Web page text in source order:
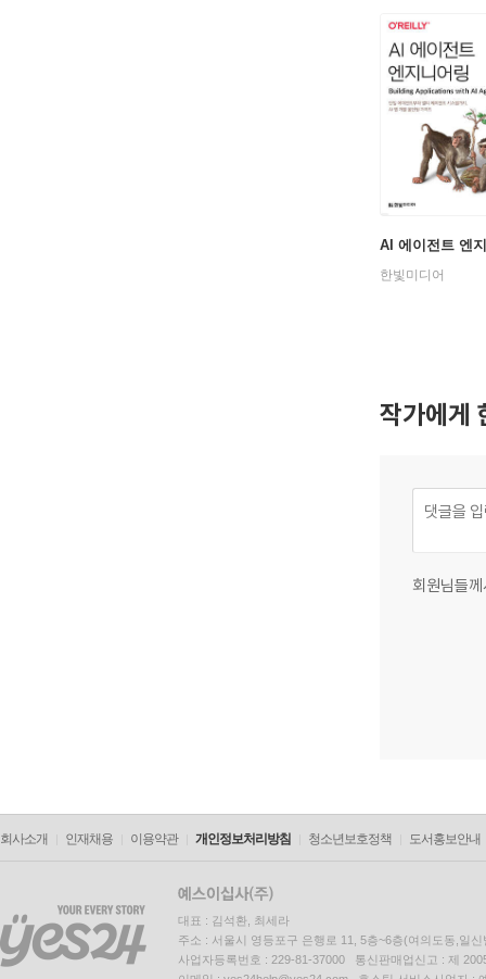
AI 에이전트 엔
한빛미디어
작가에게
회원님들
회사소개 인재채용 이용약관 개인정보처리방침 청소년보호정책 도서홍보안내
대표 : 김석환, 최세라
주소 : 서울시 영등포구 은행로 11, 5층~6층(여의도동,일신
사업자등록번호 : 229-81-37000 통신판매업신고 : 제